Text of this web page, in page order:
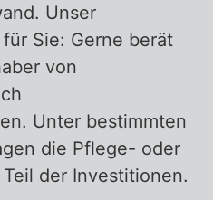
Unser
Sie: Gerne berät
von
Unter bestimmten
die Pflege- oder
der Investitionen.